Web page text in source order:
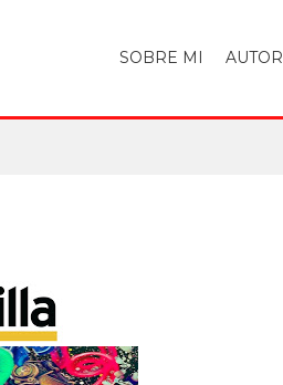
SOBRE MI AUTOR